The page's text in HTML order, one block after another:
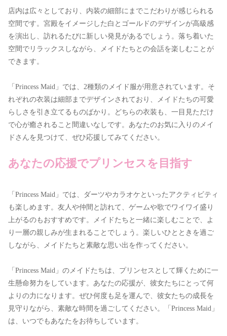
店内は広々としており、内装の細部にまでこだわりが感じられる
空間です。宮殿をイメージした白とゴールドのデザインが高級感
を演出し、訪れるたびに新しい発見があるでしょう。落ち着いた
空間でリラックスしながら、メイドたちとの会話を楽しむことが
できます。
「Princess Maid」では、2種類のメイド服が用意されています。そ
れぞれの衣装は細部までデザインされており、メイドたちの可愛
らしさを引き立てるものばかり。どちらの衣装も、一目見ただけ
で心が癒されること間違いなしです。あなたのお気に入りのメイ
ドさんを見つけて、ぜひ応援してみてください。
あなたの応援でプリンセスを目指す
「Princess Maid」では、ダーツやカラオケといったアクティビティ
も楽しめます。友人や仲間と訪れて、ゲームや歌でワイワイ盛り
上がるのもおすすめです。メイドたちと一緒に楽しむことで、よ
り一層の親しみが生まれることでしょう。楽しいひとときを過ご
しながら、メイドたちと素敵な思い出を作ってください。
「Princess Maid」のメイドたちは、プリンセスとして輝くために一
生懸命努力をしています。あなたの応援が、彼女たちにとって何
よりの力になります。ぜひ何度も足を運んで、彼女たちの成長を
見守りながら、素敵な時間を過ごしてください。「Princess Maid」
は、いつでもあなたをお待ちしています。